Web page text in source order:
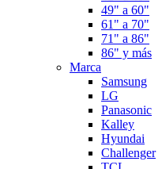
49" a 60"
61" a 70"
71" a 86"
86" y más
Marca
Samsung
LG
Panasonic
Kalley
Hyundai
Challenger